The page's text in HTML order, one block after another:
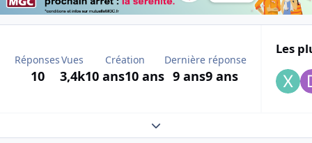
Réponses
10
Vues
3,4k
Création
10 ans10 ans
Dernière réponse
9 ans9 ans
Les
Expand topic overview